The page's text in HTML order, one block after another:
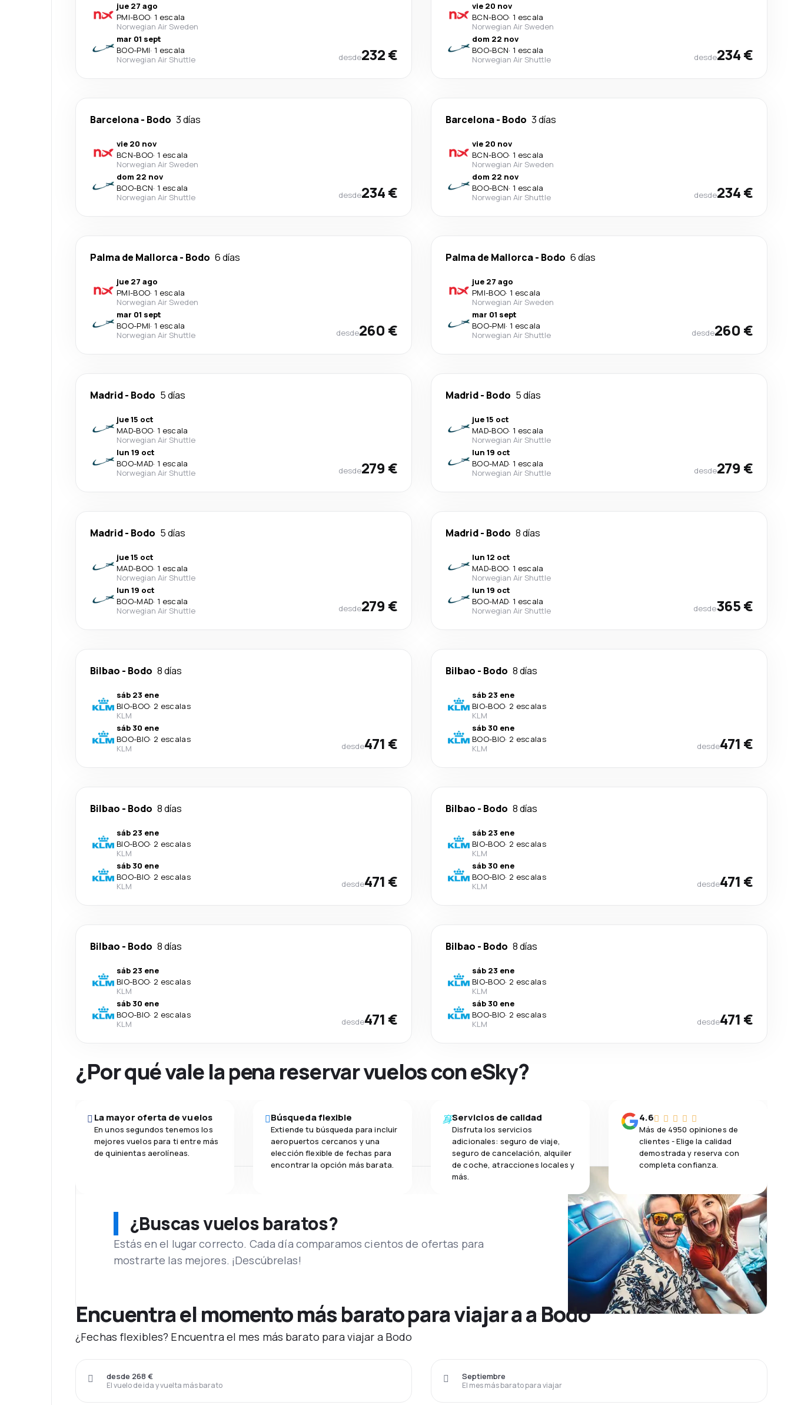
jue 27 ago
PMI-BOO· 1 escala
Norwegian Air Sweden
mar 01 sept
BOO-PMI· 1 escala
Norwegian Air Shuttle
desde232 €
vie 20 nov
BCN-BOO· 1 escala
Norwegian Air Sweden
dom 22 nov
BOO-BCN· 1 escala
Norwegian Air Shuttle
desde234 €
Barcelona- Bodo 3 días
vie 20 nov
BCN-BOO· 1 escala
Norwegian Air Sweden
dom 22 nov
BOO-BCN· 1 escala
Norwegian Air Shuttle
desde234 €
Barcelona- Bodo 3 días
vie 20 nov
BCN-BOO· 1 escala
Norwegian Air Sweden
dom 22 nov
BOO-BCN· 1 escala
Norwegian Air Shuttle
desde234 €
Palma de Mallorca- Bodo 6 días
jue 27 ago
PMI-BOO· 1 escala
Norwegian Air Sweden
mar 01 sept
BOO-PMI· 1 escala
Norwegian Air Shuttle
desde260 €
Palma de Mallorca- Bodo 6 días
jue 27 ago
PMI-BOO· 1 escala
Norwegian Air Sweden
mar 01 sept
BOO-PMI· 1 escala
Norwegian Air Shuttle
desde260 €
Madrid- Bodo 5 días
jue 15 oct
MAD-BOO· 1 escala
Norwegian Air Shuttle
lun 19 oct
BOO-MAD· 1 escala
Norwegian Air Shuttle
desde279 €
Madrid- Bodo 5 días
jue 15 oct
MAD-BOO· 1 escala
Norwegian Air Shuttle
lun 19 oct
BOO-MAD· 1 escala
Norwegian Air Shuttle
desde279 €
Madrid- Bodo 5 días
jue 15 oct
MAD-BOO· 1 escala
Norwegian Air Shuttle
lun 19 oct
BOO-MAD· 1 escala
Norwegian Air Shuttle
desde279 €
Madrid- Bodo 8 días
lun 12 oct
MAD-BOO· 1 escala
Norwegian Air Shuttle
lun 19 oct
BOO-MAD· 1 escala
Norwegian Air Shuttle
desde365 €
Bilbao - Bodo 8 días
sáb 23 ene
BIO-BOO· 2 escalas
KLM
sáb 30 ene
BOO-BIO· 2 escalas
KLM
desde471 €
Bilbao - Bodo 8 días
sáb 23 ene
BIO-BOO· 2 escalas
KLM
sáb 30 ene
BOO-BIO· 2 escalas
KLM
desde471 €
Bilbao - Bodo 8 días
sáb 23 ene
BIO-BOO· 2 escalas
KLM
sáb 30 ene
BOO-BIO· 2 escalas
KLM
desde471 €
Bilbao - Bodo 8 días
sáb 23 ene
BIO-BOO· 2 escalas
KLM
sáb 30 ene
BOO-BIO· 2 escalas
KLM
desde471 €
Bilbao - Bodo 8 días
sáb 23 ene
BIO-BOO· 2 escalas
KLM
sáb 30 ene
BOO-BIO· 2 escalas
KLM
desde471 €
Bilbao - Bodo 8 días
sáb 23 ene
BIO-BOO· 2 escalas
KLM
sáb 30 ene
BOO-BIO· 2 escalas
KLM
desde471 €
¿Por qué vale la pena reservar vuelos con eSky?
La mayor oferta de vuelos
En unos segundos tenemos los
mejores vuelos para ti entre más
de quinientas aerolíneas.
Búsqueda flexible
Extiende tu búsqueda para incluir
aeropuertos cercanos y una
elección flexible de fechas para
encontrar la opción más barata.
Servicios de calidad
Disfruta los servicios
adicionales: seguro de viaje,
seguro de cancelación, alquiler
de coche, atracciones locales y
más.
4.6
Más de 4950 opiniones de
clientes - Elige la calidad
demostrada y reserva con
completa confianza.
¿Buscas vuelos baratos?
Estás en el lugar correcto. Cada día comparamos cientos de ofertas para
mostrarte las mejores. ¡Descúbrelas!
Encuentra el momento más barato para viajar a a Bodo
¿Fechas flexibles? Encuentra el mes más barato para viajar a Bodo
El vuelo de ida y vuelta más barato
desde 268 €
El mes más barato para viajar
Septiembre